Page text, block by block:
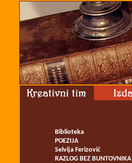
Biblioteka
POEZIJA
Selvija Ferizović
RAZLOG BEZ BUNTOVNIKA